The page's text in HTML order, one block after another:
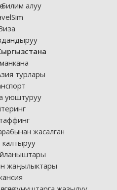
билим алуу
турлары
уюштуруу
жасалган
жаңылыктары